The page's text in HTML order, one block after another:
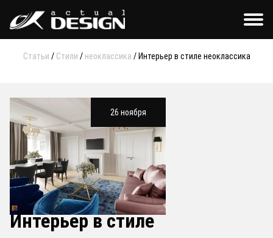
Статьи / Стили / неоклассика / Интерьер в стиле неоклассика
26 ноября
Интерьер в стиле